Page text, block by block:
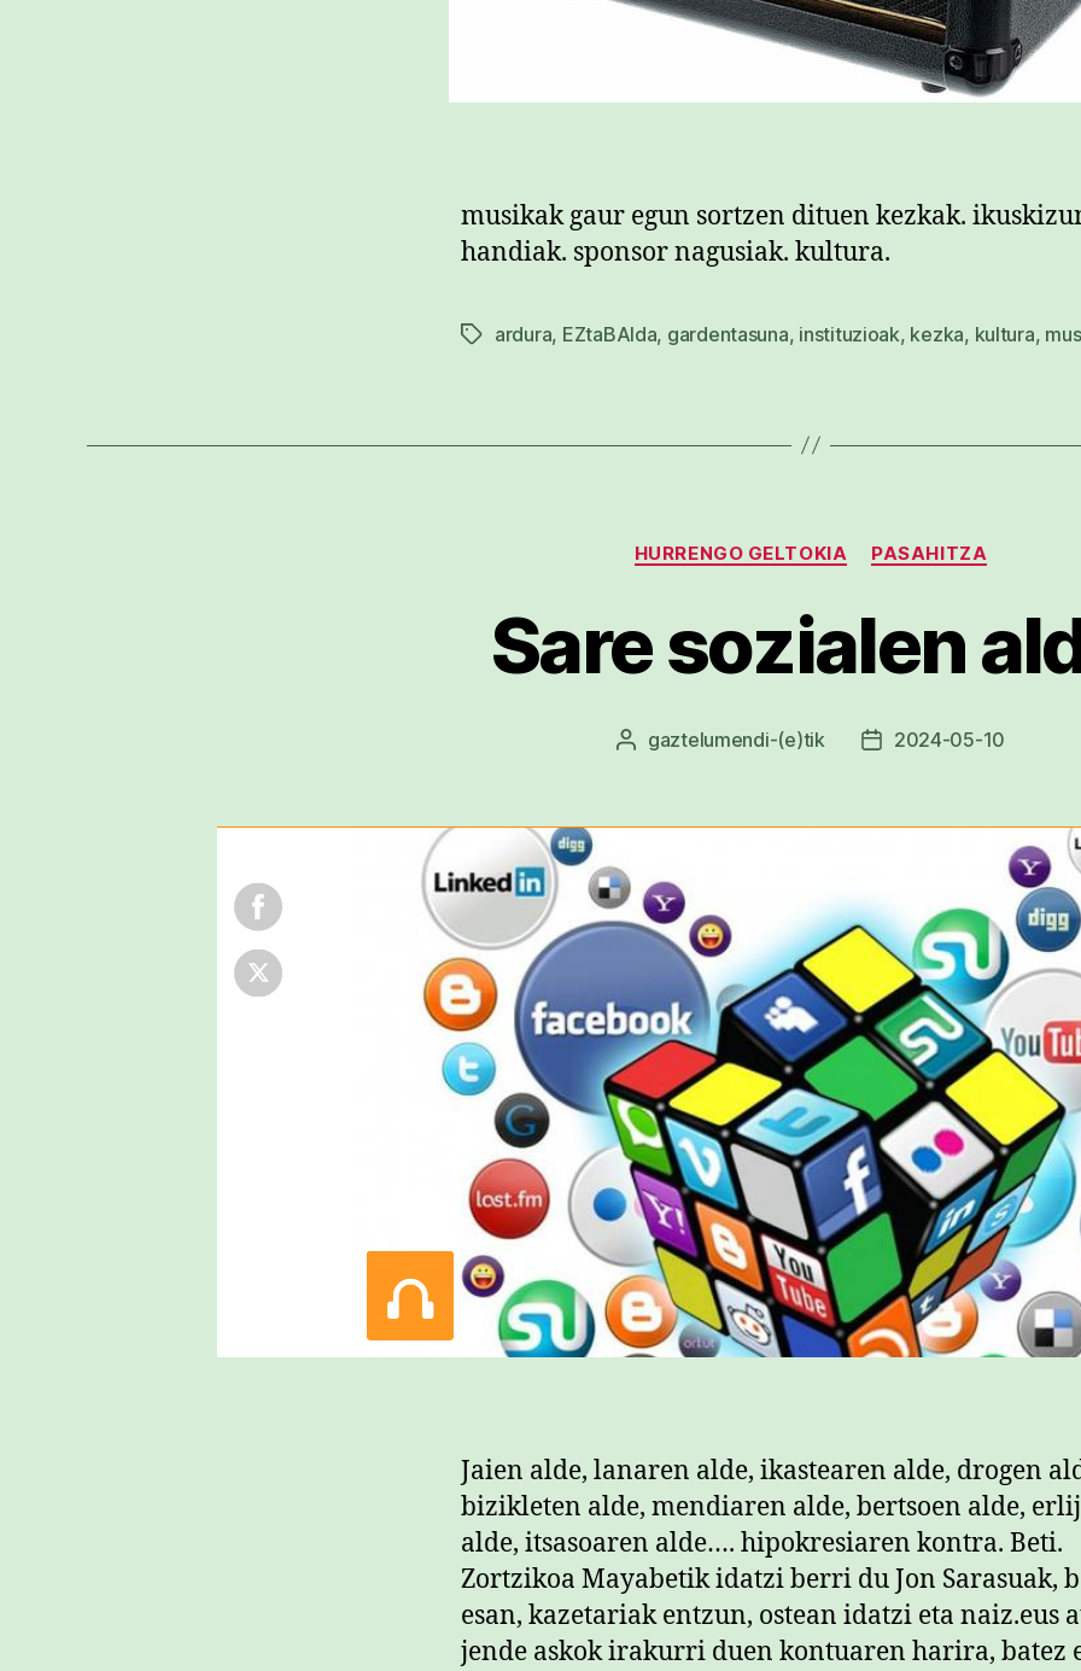
musikak gaur egun sortzen dituen kezkak.
handiak. sponsor nagusiak. kultura.
Etiketak
ardura, EZtaBAIda, gardentasuna, instituzioak, kezka, kultura,
Kategoriak
HURRENGO GELTOKIA PASAHITZA
Sare sozialen
Argitalpenaren
gaztelumendi-(e)tik
Argitalpenaren
2024-05-10
Jaien alde, lanaren alde, ikastearen alde, drogen
bizikleten alde, mendiaren alde, bertsoen alde,
alde, itsasoaren alde…. hipokresiaren kontra. Beti.
Zortzikoa Mayabetik idatzi berri du Jon Sarasuak,
esan, kazetariak entzun, ostean idatzi eta naiz.eus
jende askok irakurri duen kontuaren harira, batez